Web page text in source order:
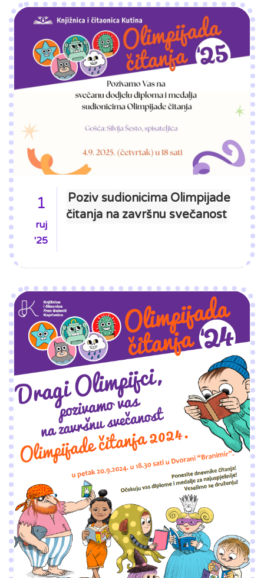
1
ruj
'25
Poziv sudionicima Olimpijade
čitanja na završnu svečanost